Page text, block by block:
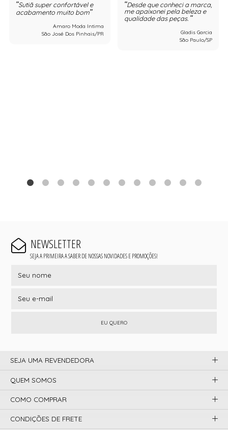
Sutiã super confortável e
acabamento muito bom
Amaro Moda Intima
São José Dos Pinhais/PR
Desde que conheci a marca,
me apaixonei pela beleza e
qualidade das peças.
Gladis Garcia
São Paulo/SP
NEWSLETTER
SEJA A PRIMEIRA A SABER DE NOSSAS NOVIDADES E PROMOÇÕES!
EU QUERO
SEJA UMA REVENDEDORA
QUEM SOMOS
COMO COMPRAR
CONDIÇÕES DE FRETE